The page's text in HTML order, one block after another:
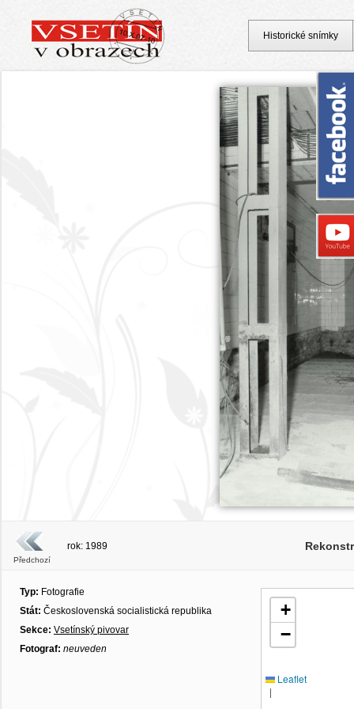
Předchozí
rok: 1989
Typ: Fotografie
Stát: Československá socialistická republika
Sekce: Vsetínský pivovar
Fotograf: neuveden
+
−
Leaflet
|
Historické snímky